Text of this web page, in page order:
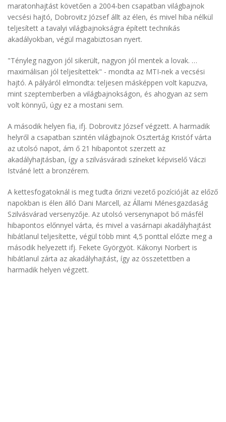
maratonhajtást követően a 2004-ben csapatban világbajnok
vecsési hajtó, Dobrovitz József állt az élen, és mivel hiba nélkül
teljesített a tavalyi világbajnokságra épített technikás
akadályokban, végül magabiztosan nyert.
"Tényleg nagyon jól sikerült, nagyon jól mentek a lovak. …
maximálisan jól teljesítettek" - mondta az MTI-nek a vecsési
hajtó. A pályáról elmondta: teljesen másképpen volt kapuzva,
mint szeptemberben a világbajnokságon, és ahogyan az sem
volt könnyű, úgy ez a mostani sem.
A második helyen fia, ifj. Dobrovitz József végzett. A harmadik
helyről a csapatban szintén világbajnok Osztertág Kristóf várta
az utolsó napot, ám ő 21 hibapontot szerzett az
akadályhajtásban, így a szilvásváradi színeket képviselő Váczi
Istváné lett a bronzérem.
A kettesfogatoknál is meg tudta őrizni vezető pozícióját az előző
napokban is élen álló Dani Marcell, az Állami Ménesgazdaság
Szilvásvárad versenyzője. Az utolsó versenynapot bő másfél
hibapontos előnnyel várta, és mivel a vasárnapi akadályhajtást
hibátlanul teljesítette, végül több mint 4,5 ponttal előzte meg a
második helyezett ifj. Fekete Györgyöt. Kákonyi Norbert is
hibátlanul zárta az akadályhajtást, így az összetettben a
harmadik helyen végzett.